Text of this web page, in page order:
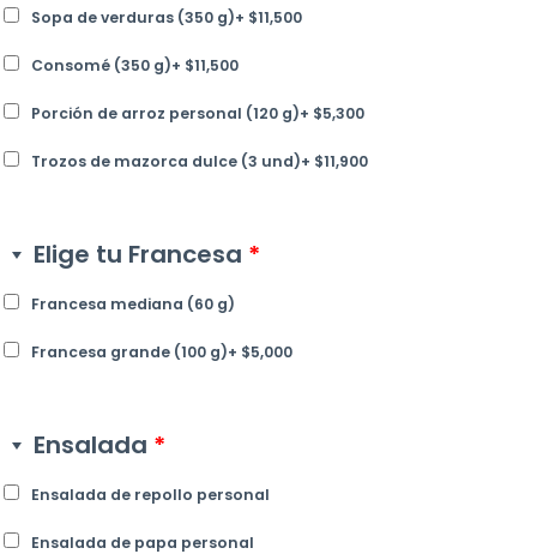
Sopa de verduras (350 g)+ $11,500
Consomé (350 g)+ $11,500
Porción de arroz personal (120 g)+ $5,300
Trozos de mazorca dulce (3 und)+ $11,900
Elige tu Francesa *
Francesa mediana (60 g)
Francesa grande (100 g)+ $5,000
Ensalada *
Ensalada de repollo personal
Ensalada de papa personal